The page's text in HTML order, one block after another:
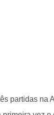
partidas na